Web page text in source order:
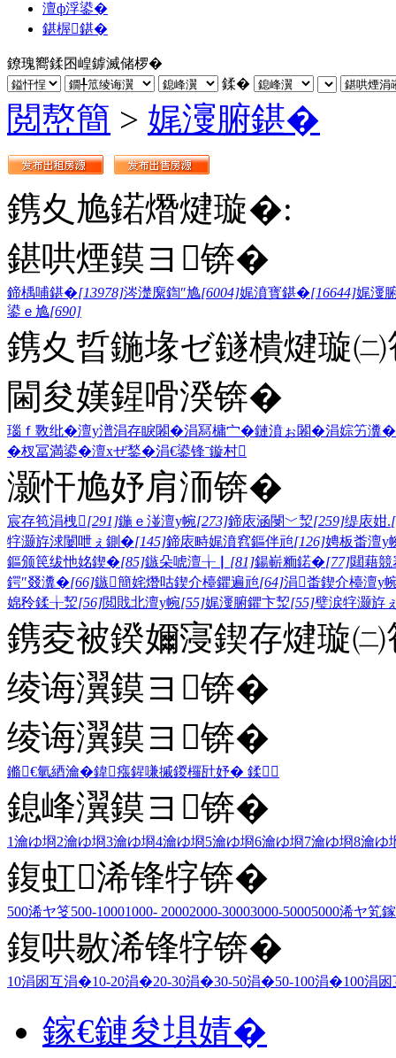
澶ф浮鍙�
鍖楃鍖�
鐐瑰嚮鍒囨崲鎼滅储椤�
鍒�
閲嶅簡 > 娓濅腑鍖�
鎸夊尯鍩熸煡璇�:
鍖哄煙鏌ヨ锛�
鍗楀哺鍖�[13978]涔濋緳鍧″尯[6004]娓濆寳鍖�[16644]娓濅
鍙ｅ尯[690]
鎸夊晢鍦堟ゼ鐩樻煡璇
閫夋嫨鍟嗗湀锛�
瑙ｆ斁纰�澶у潽涓存睙闂�涓冩槦宀�鏈濆ぉ闂�涓婃竻瀵�
�杈冨満鍙�澶хぜ鍫�涓€鍙锋ˉ鏇村
灏忓尯妤肩洏锛�
宸存笣涓栧[291]鍦ｅ湴澶у帵[273]鍗庡涵閿﹀洯[259]缇庡姏.
牸灏斿浗闄呭ぇ鍘�[145]鍗庡畤娓濆窞鏂伴兘[126]娉板畨澶у
鏂颁笢绂忚姳鍥�[85]鏃朵唬澶╁▏ [81]鍚嶄粫鍩�[77]閮藉
鍔″叕瀵�[66]鏃簡姹熸咕鍥介檯鑺遍兘[64]涓畨鍥介檯澶у
婂矝鍒╁洯[56]閲戝北澶у帵[55]娓濅腑鑺卞洯[55]璧涙牸灏斿
鎸夌被鍨嬭寖鍥存煡璇
绫诲瀷鏌ヨ锛�
绫诲瀷鏌ヨ锛�
鏅€氫綇瀹�鍏瘬鍟嗛摵鍐欏瓧妤� 鍒
鎴峰瀷鏌ヨ锛�
1瀹ゆ埛2瀹ゆ埛3瀹ゆ埛4瀹ゆ埛5瀹ゆ埛6瀹ゆ埛7瀹ゆ埛8瀹ゆ
鍑虹浠锋牸锛�
500浠ヤ笅500-10001000- 20002000-30003000-50005000浠ヤ笂
鍑哄敭浠锋牸锛�
10涓囦互涓�10-20涓�20-30涓�30-50涓�50-100涓�100涓
鎵€鏈夋埧婧�